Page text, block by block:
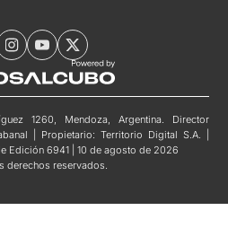
1260, Mendoza, Argentina. Director
| Propietario: Territorio Digital S.A. |
Edición 6941 | 10 de agosto de 2026
derechos reservados.